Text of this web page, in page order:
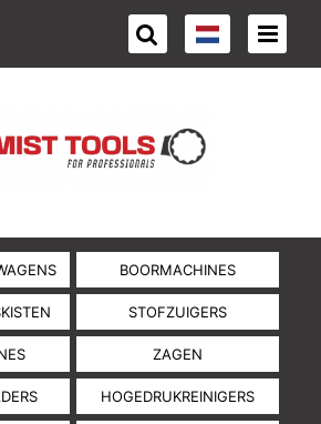
BOORMACHINES
STOFZUIGERS
ZAGEN
HOGEDRUKREINIGERS